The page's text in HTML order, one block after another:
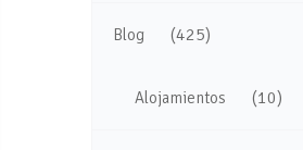
Blog (425)
Alojamientos (10)